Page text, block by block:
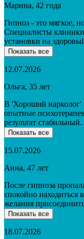
Марина, 42 года
Гипноз - это мягкое,
Специалисты
установки на
Показать все
12.07.2026
Ольга, 35 лет
В 'Хороший нарколог'
опытные
результат стабильный.
Показать все
15.07.2026
Анна, 47 лет
После гипноза
спокойно находиться
желания
Показать все
18.07.2026